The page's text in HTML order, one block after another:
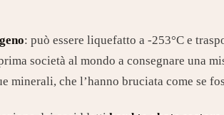
: può essere liquefatto a -253°C e
società al mondo a consegnare una
che l’hanno bruciata come se